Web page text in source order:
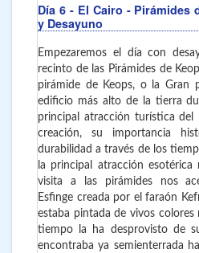
Día 6 - El Cairo - Pirámides
y Desayuno
Empezaremos el día con
recinto de las Pirámides de
pirámide de Keops, o la Gran
edificio más alto de la tierra
principal atracción turística del
creación, su importancia
durabilidad a través de los
la principal atracción esotérica
visita a las pirámides nos
Esfinge creada por el faraón
estaba pintada de vivos colores
tiempo la ha desprovisto de
encontraba ya semienterrada